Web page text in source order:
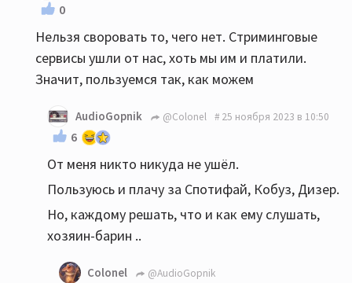
0
Нельзя своровать то, чего нет. Стриминговые
сервисы ушли от нас, хоть мы им и платили.
Значит, пользуемся так, как можем
AudioGopnik @Colonel 25 ноября 2023 в 10:50
6
От меня никто никуда не ушёл.
Пользуюсь и плачу за Спотифай, Кобуз, Дизер.
Но, каждому решать, что и как ему слушать,
хозяин-барин ..
Colonel
@AudioGopnik